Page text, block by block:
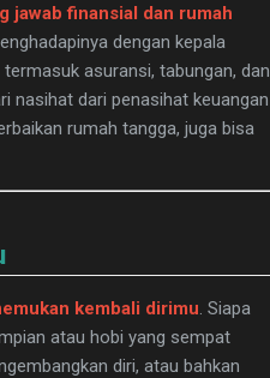
jawab finansial dan rumah
dengan kepala
asuransi, tabungan, dan
nasihat dari penasihat keuangan
rumah tangga, juga bisa
kembali dirimu . Siapa
atau hobi yang sempat
diri, atau bahkan